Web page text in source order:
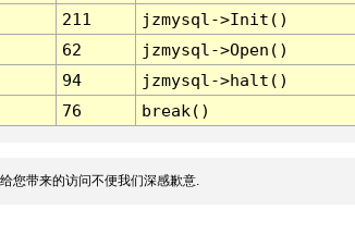
211
jzmysql->Init()
62
jzmysql->Open()
94
jzmysql->halt()
76 break()
您带来的访问不便我们深感歉意.